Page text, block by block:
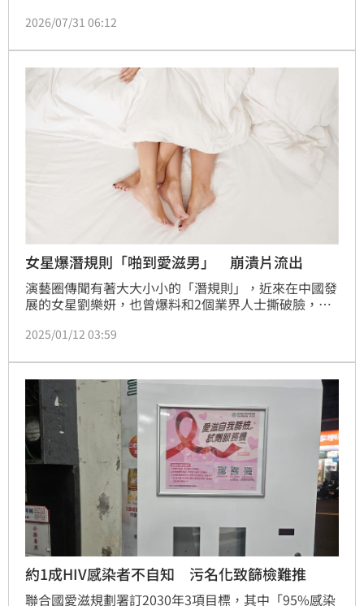
引發網友瘋傳。
2026/07/31 06:12
女星爆潛規則「啪到愛滋男」 崩潰片流出
演藝圈傳聞有著大大小小的「潛規則」，近來在中國發
展的女星劉樂妍，也曾爆料和2個業界人士撕破臉，對
就被挾持、呼巴掌，最後她堅持反抗下才逃離狼爪，但
2025/01/12 03:59
約1成HIV感染者不自知 污名化致篩檢難推
聯合國愛滋規劃署訂2030年3項目標，其中「95%感染